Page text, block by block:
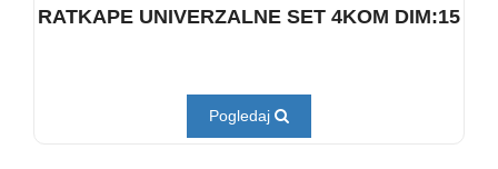
RATKAPE UNIVERZALNE SET 4KOM DIM:15
Pogledaj